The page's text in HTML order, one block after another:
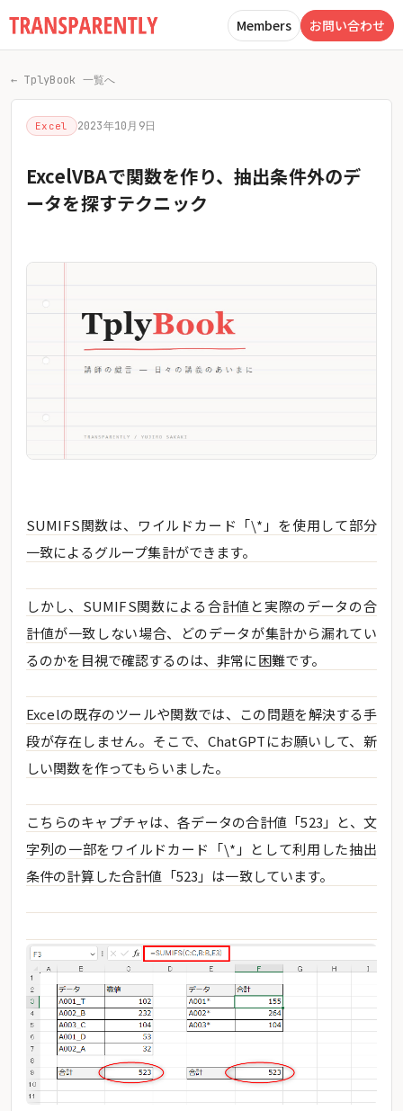
Members お問い合わせ
← TplyBook 一覧へ
Excel 2023年10月9日
ExcelVBAで関数を作り、抽出条件外のデ
ータを探すテクニック
SUMIFS関数は、ワイルドカード「\*」を使用して部分
一致によるグループ集計ができます。
しかし、SUMIFS関数による合計値と実際のデータの合
計値が一致しない場合、どのデータが集計から漏れてい
るのかを目視で確認するのは、非常に困難です。
Excelの既存のツールや関数では、この問題を解決する手
段が存在しません。そこで、ChatGPTにお願いして、新
しい関数を作ってもらいました。
こちらのキャプチャは、各データの合計値「523」と、文
字列の一部をワイルドカード「\*」として利用した抽出
条件の計算した合計値「523」は一致しています。